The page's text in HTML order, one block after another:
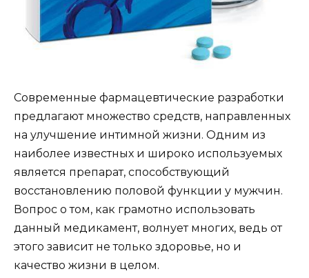
Современные фармацевтические разработки
предлагают множество средств, направленных
на улучшение интимной жизни. Одним из
наиболее известных и широко используемых
является препарат, способствующий
восстановлению половой функции у мужчин.
Вопрос о том, как грамотно использовать
данный медикамент, волнует многих, ведь от
этого зависит не только здоровье, но и
качество жизни в целом.